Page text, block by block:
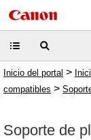
Inicio del portal >
compatibles >
Soporte de